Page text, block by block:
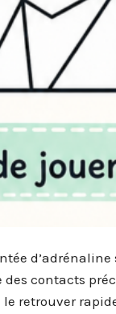
contacts
retrouver